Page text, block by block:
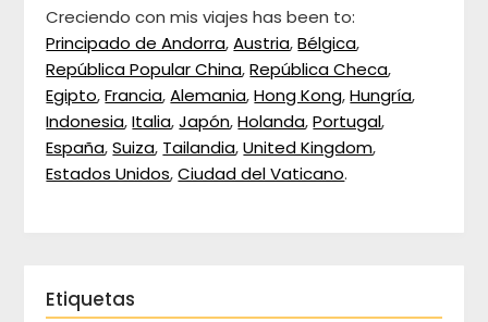
Creciendo con mis viajes has been to:
Principado de Andorra,Austria,Bélgica,
República Popular China,República Checa,
Egipto,Francia,Alemania,Hong Kong,Hungría,
Indonesia,Italia,Japón,Holanda,Portugal,
España,Suiza, Tailandia,United Kingdom,
Estados Unidos,Ciudad del Vaticano.
Etiquetas